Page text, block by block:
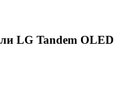
LG Tandem OLED